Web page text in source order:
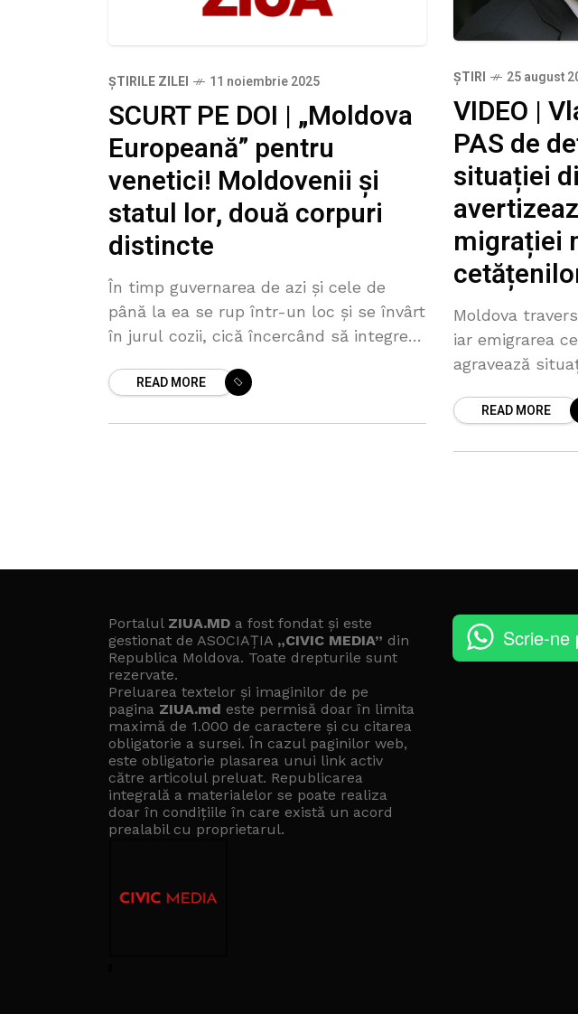
ȘTIRILE ZILEI 11 noiembrie 2025
SCURT PE DOI | „Moldova
Europeană” pentru
venetici! Moldovenii și
statul lor, două corpuri
distincte
În timp guvernarea de azi și cele de
până la ea se rup într-un loc și se învârt
în jurul cozii, cică încercând să integreze
cetățenii
READ MORE
ȘTIRI 25 august
VIDEO |
PAS de
situației
migrației
Moldova
iar emigrarea
agravează
Democrat din
READ MORE
Portalul ZIUA.MD a fost fondat și este
gestionat de ASOCIAȚIA „CIVIC MEDIA” din
Republica Moldova. Toate drepturile sunt
rezervate.
Preluarea textelor și imaginilor de pe
pagina ZIUA.md este permisă doar în limita
maximă de 1.000 de caractere și cu citarea
obligatorie a sursei. În cazul paginilor web,
este obligatorie plasarea unui link activ
către articolul preluat. Republicarea
integrală a materialelor se poate realiza
doar în condițiile în care există un acord
prealabil cu proprietarul.
Scrie-ne